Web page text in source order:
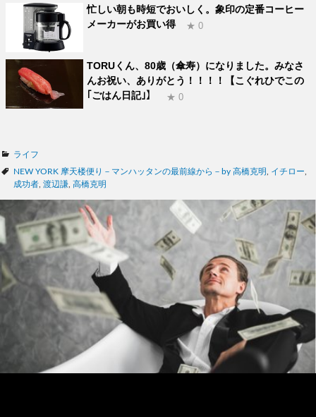
忙しい朝も時短でおいしく。象印の定番コーヒー
メーカーがお買い得
★ 0
TORUくん、80歳（傘寿）になりました。みなさ
んお祝い、ありがとう！！！！【こぐれひでこの
｢ごはん日記｣】
★ 0
カ
テ
ゴ
ライフ
タ
グ
NEW YORK 摩天楼便り－マンハッタンの最前線から－by 高橋克明 イチロー
成功者 渡辺謙 高橋克明